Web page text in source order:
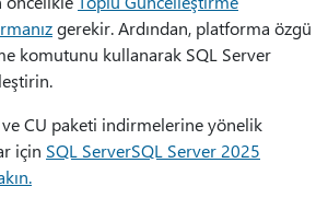
gerekir. Ardından, platforma özgü
komutunu kullanarak SQL Server
CU paketi indirmelerine yönelik
için SQL ServerSQL Server 2025